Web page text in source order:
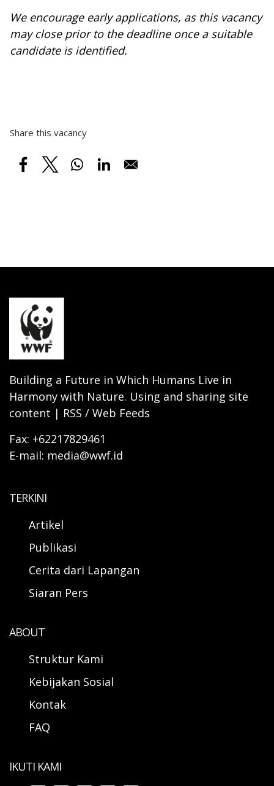
We encourage early applications, as this vacancy
may close prior to the deadline once a suitable
candidate is identified.
Share this vacancy
Building a Future in Which Humans Live in
Harmony with Nature. Using and sharing site
content | RSS / Web Feeds
Fax: +62217829461
E-mail: media@wwf.id
TERKINI
Artikel
Publikasi
Cerita dari Lapangan
Siaran Pers
ABOUT
Struktur Kami
Kebijakan Sosial
Kontak
FAQ
IKUTI KAMI